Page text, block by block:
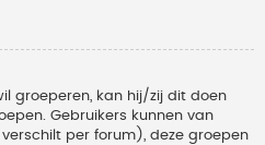
groeperen, kan hij/zij dit doen
Gebruikers kunnen van
per forum), deze groepen